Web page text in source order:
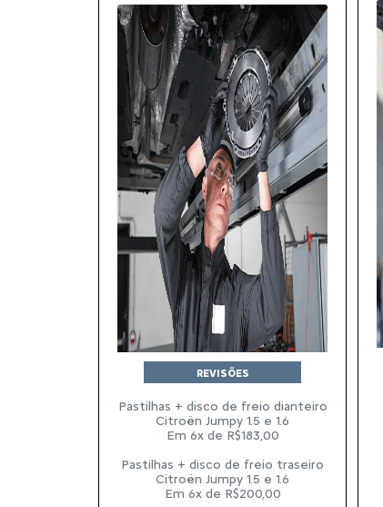
REVISÕES
Pastilhas + disco de freio dianteiro
Citroën Jumpy 1.5 e 1.6
Em 6x de R$183,00
Pastilhas + disco de freio traseiro
Citroën Jumpy 1.5 e 1.6
Em 6x de R$200,00